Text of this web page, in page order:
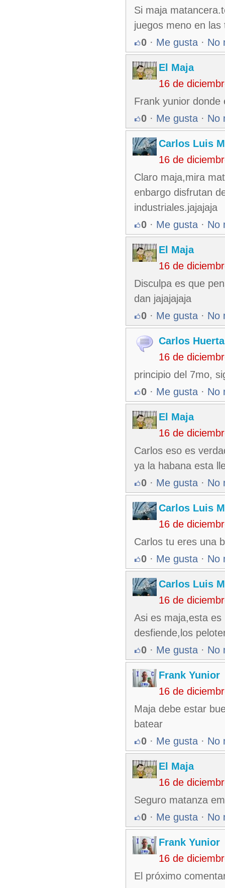
Si maja
juegos meno en las
0 · Me gusta · No
El Maja
16 de
Frank yunior donde
0 · Me gusta · No
Carlos Luis
16 de
Claro maja,mira
enbargo disfrutan
industriales.jajajaja
0 · Me gusta · No
El Maja
16 de
Disculpa es que
dan jajajajaja
0 · Me gusta · No
Carlos Huerta
16 de
principio del 7mo,
0 · Me gusta · No
El Maja
16 de
Carlos eso es
ya la habana esta
0 · Me gusta · No
Carlos Luis
16 de
Carlos tu eres una
0 · Me gusta · No
Carlos Luis
16 de
Asi es maja,esta
desfiende,los
0 · Me gusta · No
Frank Yunior
16 de
Maja debe estar
batear
0 · Me gusta · No
El Maja
16 de
Seguro matanza
0 · Me gusta · No
Frank Yunior
16 de
El próximo